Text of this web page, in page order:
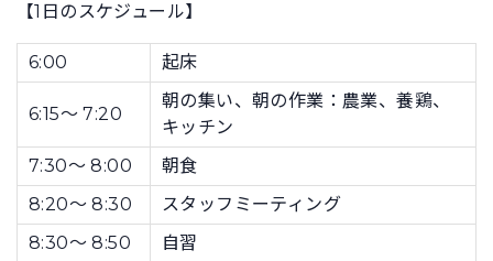
【1日のスケジュール】
6:00 起床
6:15〜 7:20
朝の集い、朝の作業：農業、養鶏、
キッチン
7:30〜 8:00
朝食
8:20〜 8:30
スタッフミーティング
8:30〜 8:50
自習